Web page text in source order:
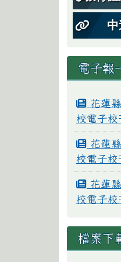
電子報
花蓮
校電子
花蓮
校電子
花蓮
校電子
檔案下